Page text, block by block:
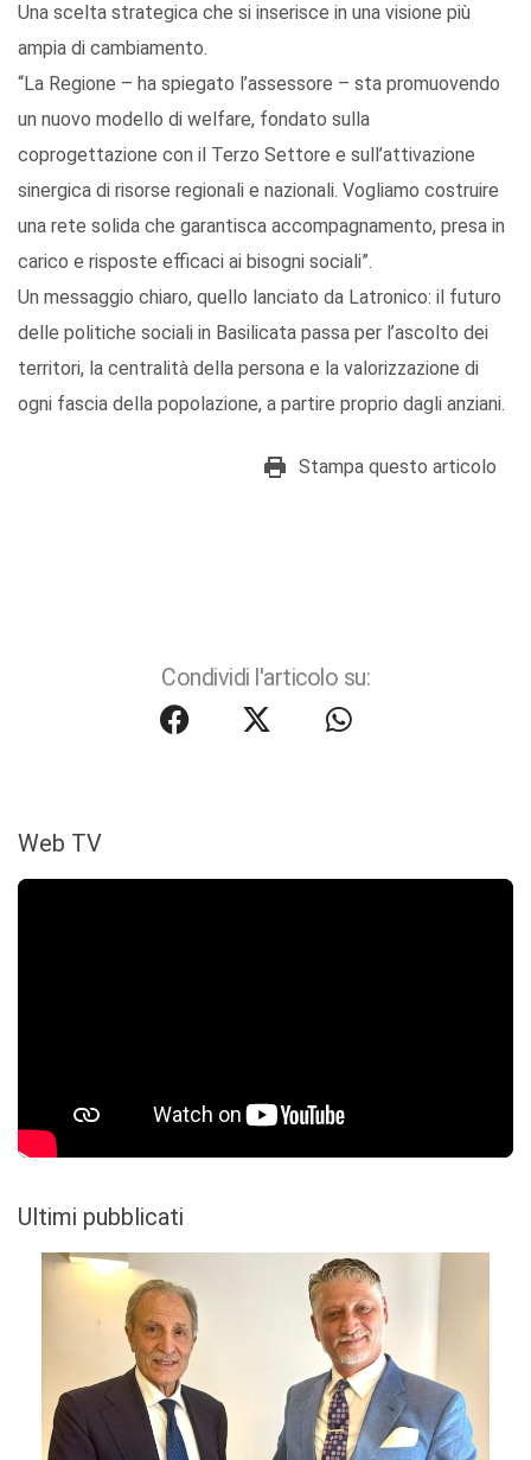
Una scelta strategica che si inserisce in una visione più
ampia di cambiamento.
“La Regione – ha spiegato l’assessore – sta promuovendo
un nuovo modello di welfare, fondato sulla
coprogettazione con il Terzo Settore e sull’attivazione
sinergica di risorse regionali e nazionali. Vogliamo costruire
una rete solida che garantisca accompagnamento, presa in
carico e risposte efficaci ai bisogni sociali”.
Un messaggio chiaro, quello lanciato da Latronico: il futuro
delle politiche sociali in Basilicata passa per l’ascolto dei
territori, la centralità della persona e la valorizzazione di
ogni fascia della popolazione, a partire proprio dagli anziani.
Stampa questo articolo
Condividi l'articolo su:
Web TV
Ultimi pubblicati